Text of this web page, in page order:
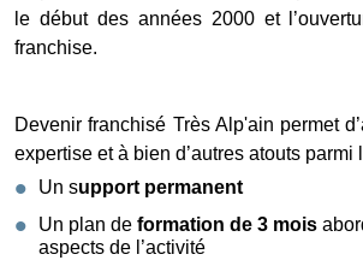
le début des années 2000 et
franchise.
Devenir franchisé Très Alp'ain permet
expertise et à bien d’autres atouts parmi
Un support permanent
Un plan de formation de 3 mois
aspects de l’activité